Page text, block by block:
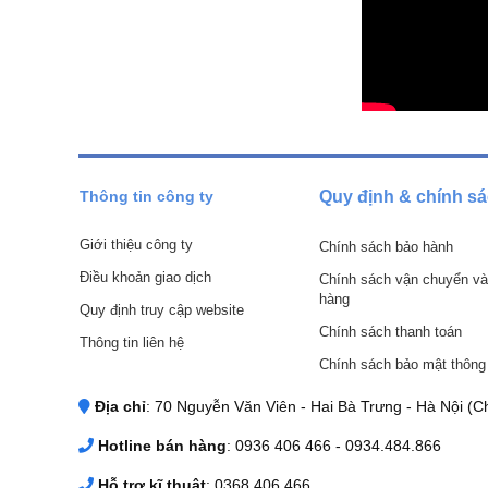
Thông tin công ty
Giới thiệu công ty
Điều khoản giao dịch
Quy định truy cập website
Thông tin liên hệ
Quy định & chính
Chính sách bảo hành
Chính sách vận chuyển
hàng
Chính sách thanh toán
Chính sách bảo mật
Địa chỉ: 70 Nguyễn Văn Viên - Hai Bà Trưng - Hà Nội
Hotline bán hàng: 0936 406 466 - 0934.484.866
Hỗ trợ kĩ thuật: 0368 406 466